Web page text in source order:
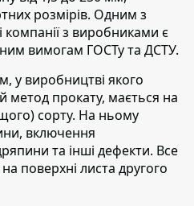
розмірів. Одним з
компанії з виробниками є
вимогам ГОСТу та ДСТУ.
у виробництві якого
метод прокату, мається на
сорту. На ньому
включення
та інші дефекти. Все
поверхні листа другого